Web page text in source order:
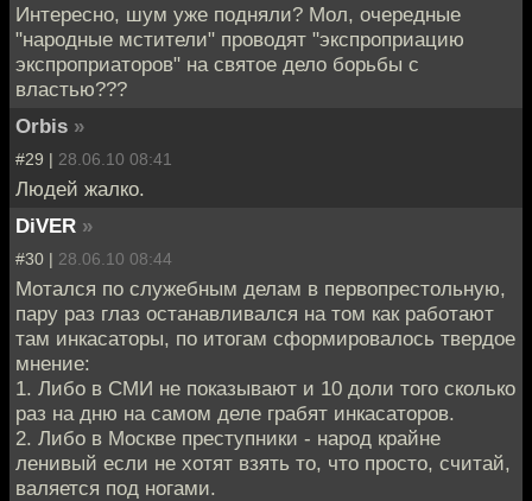
Интересно, шум уже подняли? Мол, очередные
"народные мстители" проводят "экспроприацию
экспроприаторов" на святое дело борьбы с
властью???
Orbis »
#29 | 28.06.10 08:41
Людей жалко.
DiVER »
#30 | 28.06.10 08:44
Мотался по служебным делам в первопрестольную,
пару раз глаз останавливался на том как работают
там инкасаторы, по итогам сформировалось твердое
мнение:
1. Либо в СМИ не показывают и 10 доли того сколько
раз на дню на самом деле грабят инкасаторов.
2. Либо в Москве преступники - народ крайне
ленивый если не хотят взять то, что просто, считай,
валяется под ногами.